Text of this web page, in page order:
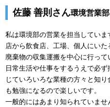
佐藤 善則さん環境営業部
私は環境部の営業を担当してい
店から飲食店、工場、個人にい
廃棄物の収集運搬を中心に行っ
日常生活や仕事をするうえで必
じていろいろな業種の方々と知
も勉強になるので楽しいです。
一般的にはあまり知られていま